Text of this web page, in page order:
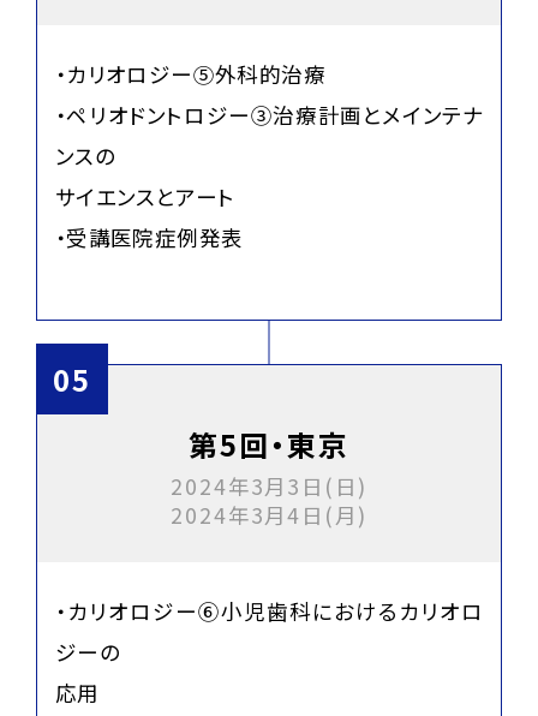
・カリオロジー⑤外科的治療
・ペリオドントロジー③治療計画とメインテナ
ンスの
サイエンスとアート
・受講医院症例発表
第5回・東京
2024年3月3日(日)
2024年3月4日(月)
・カリオロジー⑥小児歯科におけるカリオロ
ジーの
応用